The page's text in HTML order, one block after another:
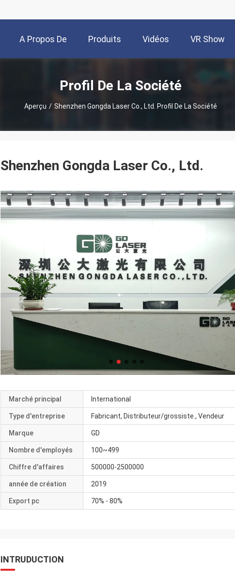
A Propos De
Nous
Produits Vidéos VR Show
Profil De La Société
Aperçu / Shenzhen Gongda Laser Co., Ltd. Profil De La Société
Shenzhen Gongda Laser Co., Ltd.
Marché principal International
Type d'entreprise Fabricant, Distributeur/grossiste., Vendeur
Marque GD
Nombre d'employés 100~499
Chiffre d'affaires 500000-2500000
année de création 2019
Export pc 70% - 80%
INTRUDUCTION